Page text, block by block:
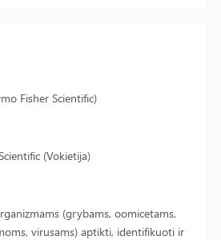
Fisher Scientific)
(Vokietija)
(grybams, oomicetams,
virusams) aptikti, identifikuoti ir